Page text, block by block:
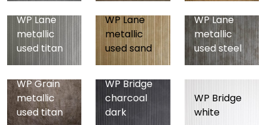
WP Lane
metallic
used titan
WP Lane
metallic
used sand
WP Lane
metallic
used steel
WP Grain
metallic
used titan
WP Bridge
charcoal
dark
WP Bridge
white